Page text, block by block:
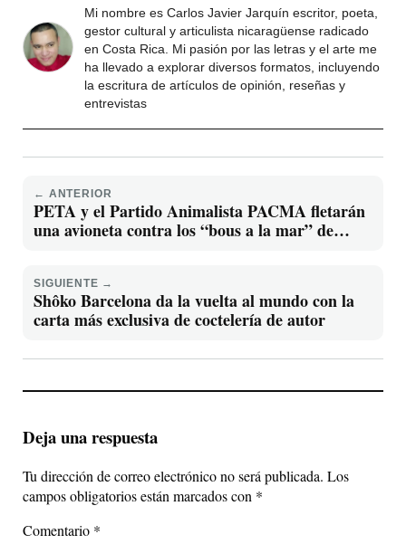
Mi nombre es Carlos Javier Jarquín escritor, poeta,
gestor cultural y articulista nicaragüense radicado
en Costa Rica. Mi pasión por las letras y el arte me
ha llevado a explorar diversos formatos, incluyendo
la escritura de artículos de opinión, reseñas y
entrevistas
← ANTERIOR
PETA y el Partido Animalista PACMA fletarán
una avioneta contra los “bous a la mar” de
SIGUIENTE →
Shôko Barcelona da la vuelta al mundo con la
carta más exclusiva de coctelería de autor
Deja una respuesta
Tu dirección de correo electrónico no será publicada. Los
campos obligatorios están marcados con *
Comentario *